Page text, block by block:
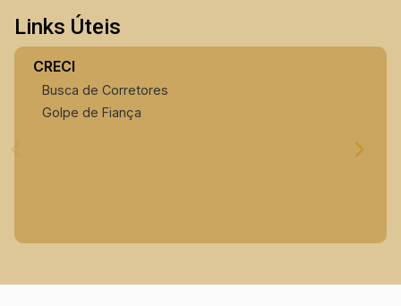
Links Úteis
CRECI
Busca de Corretores
Golpe de Fiança